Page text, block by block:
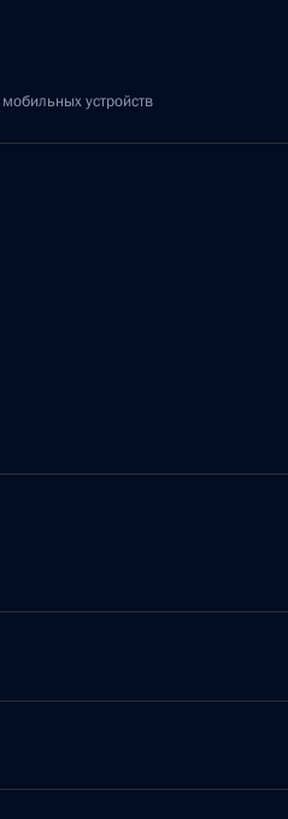
устройств